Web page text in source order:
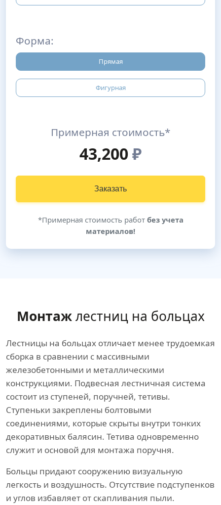
Форма:
Прямая
Фигурная
Примерная стоимость*
43,200₽
Заказать
*Примерная стоимость работ без учета
материалов!
Монтажлестниц на больцах
Лестницы на больцах отличает менее трудоемкая
сборка в сравнении с массивными
железобетонными и металлическими
конструкциями. Подвесная лестничная система
состоит из ступеней, поручней, тетивы.
Ступеньки закреплены болтовыми
соединениями, которые скрыты внутри тонких
декоративных балясин. Тетива одновременно
служит и основой для монтажа поручня.
Больцы придают сооружению визуальную
легкость и воздушность. Отсутствие подступенков
и углов избавляет от скапливания пыли.